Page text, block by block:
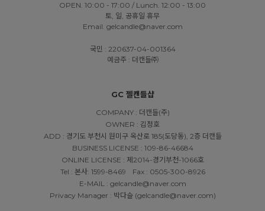
OPEN. 10:00 - 17:00 / Lunch. 12:00 - 13:00
토, 일, 공휴일 휴무
Email. gelcandle@naver.com
국민 : 220637-04-001364
예금주 : 더캔들㈜
GC 젤캔들샵
COMPANY : 더캔들(주)
OWNER : 김정호
ADD : 경기도 부천시 원미구 옥산로 185(도당동), 2층 더캔들
BUSINESS LICENSE : 109-86-46684
ONLINE LICENSE : 제2014-경기부천-1066호
Tel : 본사: 1599-8469
Fax : 0505-300-8926
E-MAIL : gelcandle@naver.com
Privacy Manager : 박다슬 (gelcandle@naver.com)